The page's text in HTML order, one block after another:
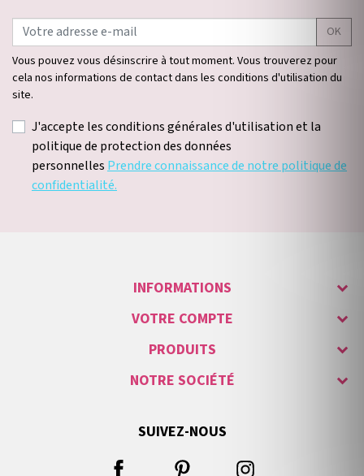
OK
Vous pouvez vous désinscrire à tout moment. Vous trouverez pour
cela nos informations de contact dans les conditions d'utilisation du
site.
J'accepte les conditions générales d'utilisation et la
politique de protection des données
personnelles Prendre connaissance de notre politique de
confidentialité.
INFORMATIONS
VOTRE COMPTE
PRODUITS
NOTRE SOCIÉTÉ
SUIVEZ-NOUS